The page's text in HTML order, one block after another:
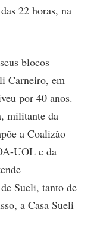
22 horas, na
blocos
Carneiro, em
por 40 anos.
militante da
a Coalizão
UOL e da
Sueli, tanto de
a Casa Sueli